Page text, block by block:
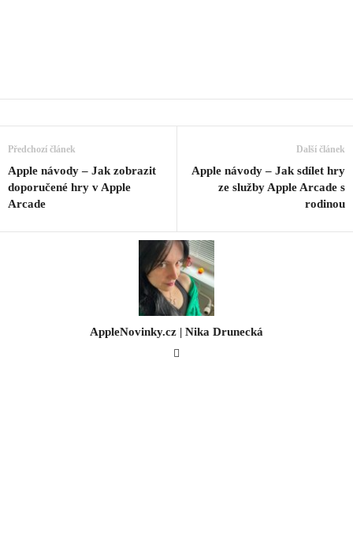
Předchozí článek
Apple návody – Jak zobrazit
doporučené hry v Apple
Arcade
Další článek
Apple návody – Jak sdílet hry
ze služby Apple Arcade s
rodinou
AppleNovinky.cz | Nika Drunecká